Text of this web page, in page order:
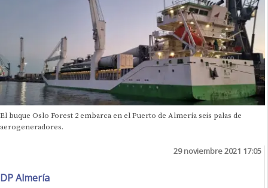
El buque Oslo Forest 2 embarca en el Puerto de Almería seis palas de
aerogeneradores.
29 noviembre 2021 17:05
DP Almería